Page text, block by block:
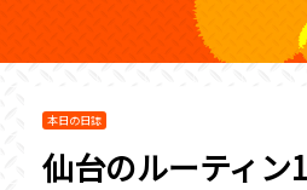
本日の日誌
仙台のルーティン